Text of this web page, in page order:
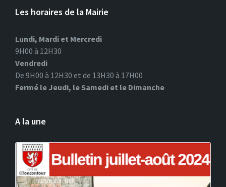
Les horaires de la Mairie
Lundi, Mardi et Mercredi
9H00 à 12H30
Vendredi
De 9H00 à 12H30 et de 13H30 à 17H00
Fermé le Jeudi, le Samedi et le Dimanche
A la une